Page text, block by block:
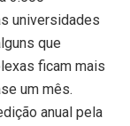
universidades
que
ficam mais
um mês.
anual pela